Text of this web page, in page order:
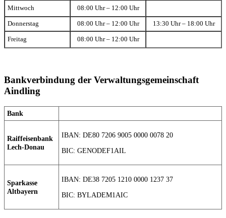
Mittwoch 08:00 Uhr – 12:00 Uhr
Donnerstag 08:00 Uhr – 12:00 Uhr 13:30 Uhr – 18:00 Uhr
Freitag 08:00 Uhr – 12:00 Uhr
Bankverbindung der Verwaltungsgemeinschaft
Aindling
Bank
Raiffeisenbank
Lech-Donau
IBAN: DE80 7206 9005 0000 0078 20
BIC: GENODEF1AIL
Sparkasse
Altbayern
IBAN: DE38 7205 1210 0000 1237 37
BIC: BYLADEM1AIC